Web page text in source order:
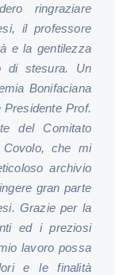
ringraziare
il professore
e la gentilezza
di stesura. Un
Bonifaciana
Prof.
del Comitato
che mi
archivio
gran parte
Grazie per la
ed i preziosi
lavoro possa
e le finalità